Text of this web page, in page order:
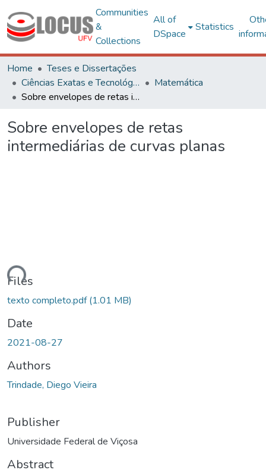
Communities
&
Collections
All of
DSpace
Statistics
Home
Teses e Dissertações
Ciências Exatas e Tecnológicas
Matemática
Sobre envelopes de retas intermediárias de curvas planas
Sobre envelopes de retas
intermediárias de curvas planas
Files
texto completo.pdf(1.01 MB)
Date
2021-08-27
Authors
Trindade, Diego Vieira
Publisher
Universidade Federal de Viçosa
Abstract